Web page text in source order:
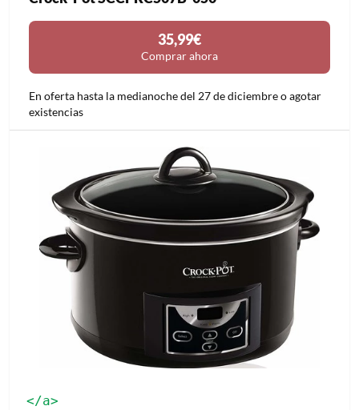
35,99€
Comprar ahora
En oferta hasta la medianoche del 27 de diciembre o agotar
existencias
</a>